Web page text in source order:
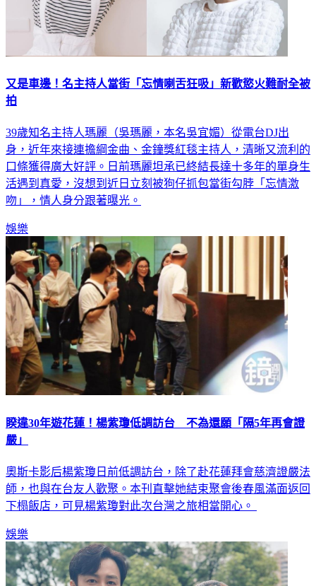
又是車邊！名主持人當街「忘情喇舌狂吸」新歡慾火難耐全被
拍
39歲知名主持人瑪麗（吳瑪麗，本名吳宜媚）從電台DJ出
身，近年來接連擔綱金曲、金鐘獎紅毯主持人，清晰又流利的
口條獲得廣大好評。日前瑪麗坦承已終結長達十多年的單身生
活遇到真愛，沒想到近日立刻被狗仔抓包當街勾脖「忘情激
吻」，情人身分跟著曝光。
娛樂
睽違30年遊花蓮！楊紫瓊低調訪台 不為還願「隔5年再會證
嚴」
奧斯卡影后楊紫瓊日前低調訪台，除了赴花蓮拜會慈濟證嚴法
師，也與在台友人歡聚。本刊直擊她結束聚會後春風滿面返回
下榻飯店，可見楊紫瓊對此次台灣之旅相當開心。
娛樂